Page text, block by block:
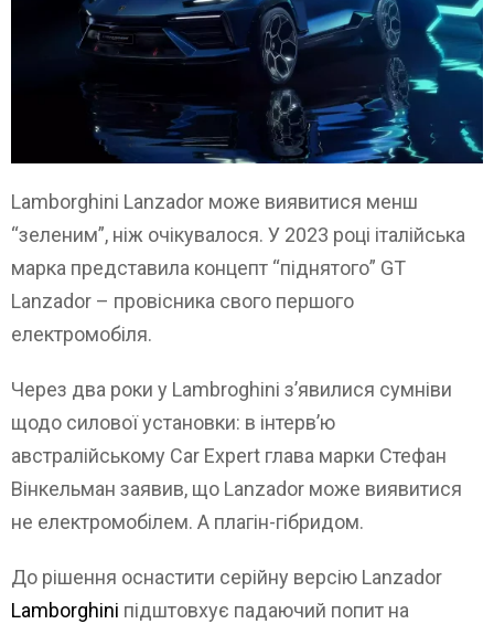
Lamborghini Lanzador може виявитися менш
“зеленим”, ніж очікувалося. У 2023 році італійська
марка представила концепт “піднятого” GT
Lanzador – провісника свого першого
електромобіля.
Через два роки у Lambroghini з’явилися сумніви
щодо силової установки: в інтерв’ю
австралійському Car Expert глава марки Стефан
Вінкельман заявив, що Lanzador може виявитися
не електромобілем. А плагін-гібридом.
До рішення оснастити серійну версію Lanzador
Lamborghini підштовхує падаючий попит на